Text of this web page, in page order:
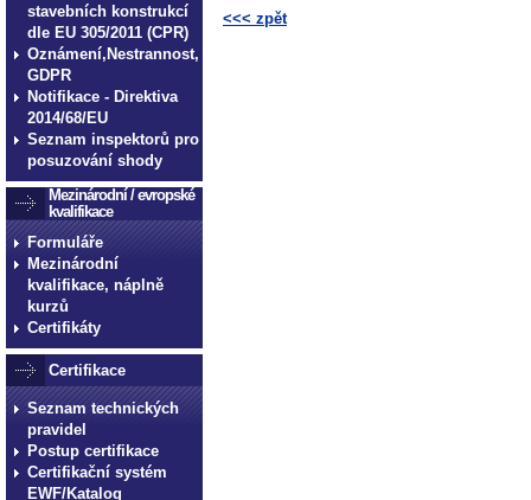
stavebních konstrukcí
dle EU 305/2011 (CPR)
Oznámení,Nestrannost,
GDPR
Notifikace - Direktiva
2014/68/EU
Seznam inspektorů pro
posuzování shody
Mezinárodní / evropské
kvalifikace
Formuláře
Mezinárodní
kvalifikace, náplně
kurzů
Certifikáty
Certifikace
Seznam technických
pravidel
Postup certifikace
Certifikační systém
EWF/Katalog
<<< zpět